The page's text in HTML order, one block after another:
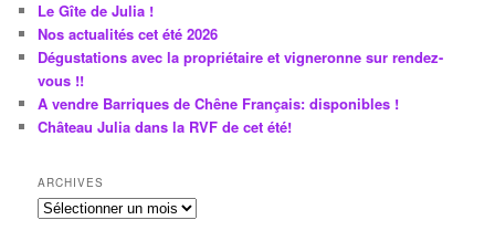
Le Gîte de Julia !
Nos actualités cet été 2026
Dégustations avec la propriétaire et vigneronne sur rendez-
vous !!
A vendre Barriques de Chêne Français: disponibles !
Château Julia dans la RVF de cet été!
ARCHIVES
A